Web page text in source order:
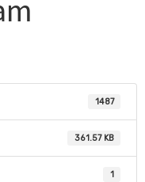
1487
361.57 KB
1